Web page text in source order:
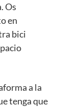
Os
en
bici
a la
tenga que